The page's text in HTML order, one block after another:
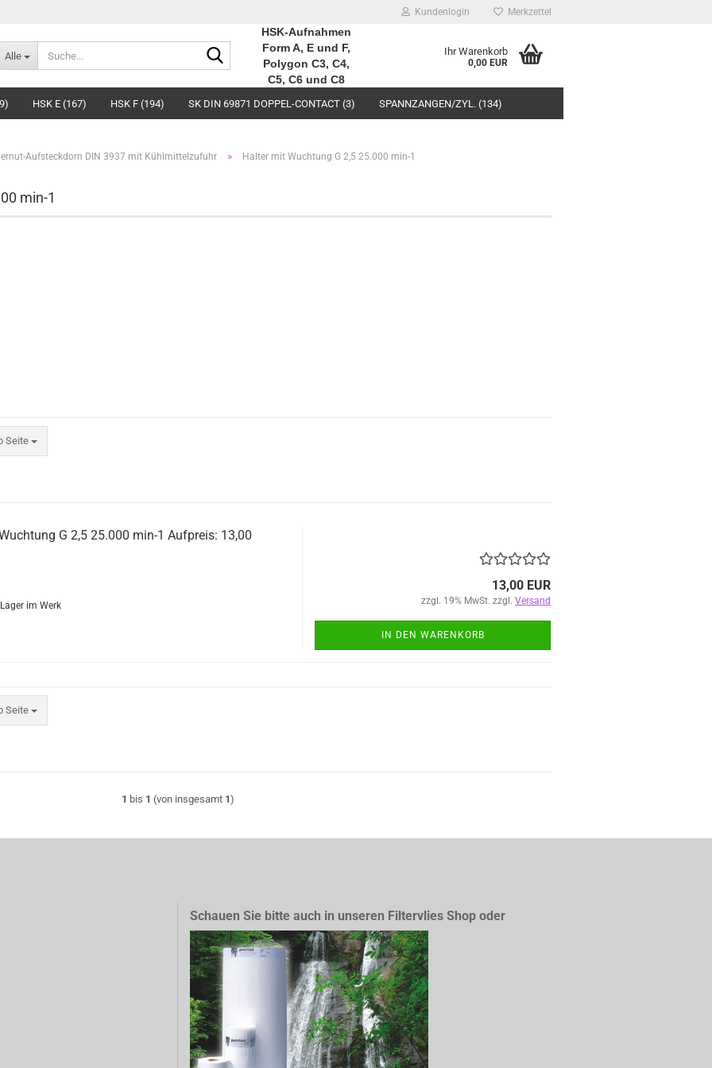
Kundenlogin Merkzettel
Alle
Suche...
HSK-Aufnahmen
Form A, E und F,
Polygon C3, C4,
C5, C6 und C8
Ihr Warenkorb
0,00 EUR
HSK E (167) HSK F (194) SK DIN 69871 DOPPEL-CONTACT (3) SPANNZANGEN/ZYL. (134)
Aufsteckdorn DIN 3937 mit Kühlmittelzufuhr » Halter mit Wuchtung G 2,5 25.000 min-1
min-1
Seite
G 2,5 25.000 min-1 Aufpreis: 13,00
im Werk
13,00 EUR
zzgl. 19% MwSt. zzgl. Versand
IN DEN WARENKORB
Seite
1 bis 1 (von insgesamt 1)
Schauen Sie bitte auch in unseren Filtervlies Shop oder